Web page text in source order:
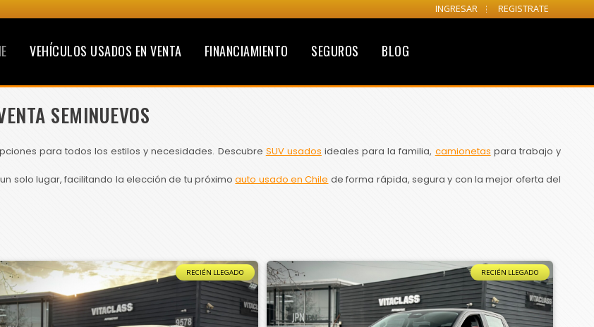
INGRESAR REGISTRATE
VEHÍCULOS USADOS EN VENTA FINANCIAMIENTO SEGUROS BLOG
SEMINUEVOS
para todos los estilos y necesidades. Descubre SUV usados ideales para la familia, camionetas para trabajo y
solo lugar, facilitando la elección de tu próximoauto usado en Chile de forma rápida, segura y con la mejor oferta del
RECIÉN LLEGADO RECIÉN LLEGADO